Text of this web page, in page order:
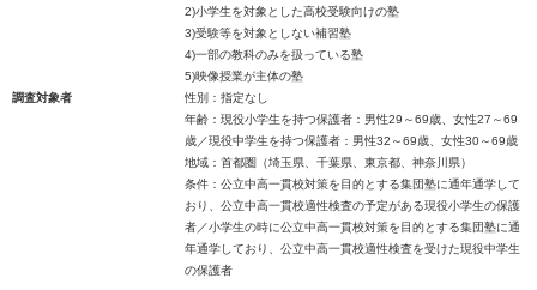
2)小学生を対象とした高校受験向けの塾
3)受験等を対象としない補習塾
4)一部の教科のみを扱っている塾
5)映像授業が主体の塾
調査対象者
性別：指定なし
年齢：現役小学生を持つ保護者：男性29～69歳、女性27～69
歳／現役中学生を持つ保護者：男性32～69歳、女性30～69歳
地域：首都圏（埼玉県、千葉県、東京都、神奈川県）
条件：公立中高一貫校対策を目的とする集団塾に通年通学して
おり、公立中高一貫校適性検査の予定がある現役小学生の保護
者／小学生の時に公立中高一貫校対策を目的とする集団塾に通
年通学しており、公立中高一貫校適性検査を受けた現役中学生
の保護者